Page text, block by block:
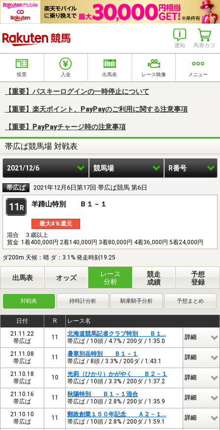
馬券カゴ
通知
投票 入金 出馬表 レース映像 メニュー
【重要】パスキーログインの一時停止について
【重要】楽天ポイント、PayPayのご利用に関する注意事項
【重要】PayPayチャージ時の注意事項
帯広ば競馬場 対戦表
2021/12/6 競馬場 R番号
帯広ば 2021年12月6日第17回 帯広ば競馬 第6日
11 R 羊蹄山特別 Ｂ１－１
最大4％還元
混合 ３歳以上
賞金 1着400,000円 2着140,000円 3着80,000円 4着36,000円 5着24,000円
ダ200m 天候：晴 ダ：3.1% 発走時刻19:25
出馬表 オッズ
レース
分析
競走
成績
予想
登録
対戦表 持時計分析 騎乗騎手分析 予想まとめ
日付 R
レース名
21.11.22
帯広ば
11
北海道競馬記者クラブ特別 Ｂ１…
帯広ば / 10頭 / 4.7% / 200ダ / 1:35.0
詳細
21.11.08
帯広ば
11
暑寒別岳特別 Ｂ１－１
帯広ば / 8頭 / 3.3% / 200ダ / 1:43.1
詳細
21.10.18
帯広ば
10
光莉（ひかり）かがやく Ｂ２－１
帯広ば / 10頭 / 3.3% / 200ダ / 1:37.2
詳細
21.10.16
帯広ば
11
秋陽特別 Ｂ１－１混合
帯広ば / 10頭 / 2.8% / 200ダ / 1:35.9
詳細
21.10.10
帯広ば
11
郵政創業１５０年記念 Ａ２－１…
帯広ば / 10頭 / 2.8% / 200ダ / 1:59.1
詳細